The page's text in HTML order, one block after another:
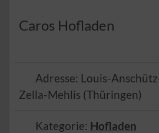
Caros Hofladen
Adresse: Louis-
Zella-Mehlis (Thüringen)
Kategorie: Hofladen